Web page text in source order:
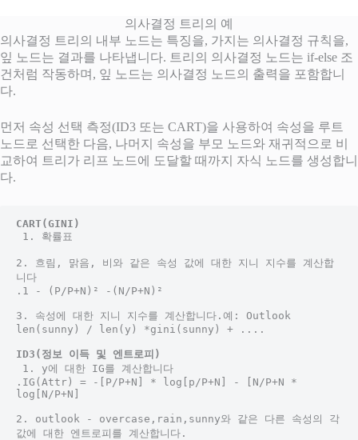
의사결정 트리의 예
의사결정 트리의 내부 노드는 특징을, 가지는 의사결정 규칙을,
잎 노드는 결과를 나타냅니다. 트리의 의사결정 노드는 if-else 조
건처럼 작동하며, 잎 노드는 의사결정 노드의 출력을 포함합니
다.
먼저 속성 선택 측정(ID3 또는 CART)을 사용하여 속성을 루트
노드로 선택한 다음, 나머지 속성을 부모 노드와 재귀적으로 비
교하여 트리가 리프 노드에 도달할 때까지 자식 노드를 생성합니
다.
CART(GINI)
1. 확률표
2. 흐림, 맑음, 비와 같은 속성 값에 대한 지니 지수를 계산합
니다
.1 - (P/P+N)² -(N/P+N)²
3. 속성에 대한 지니 지수를 계산합니다.예: Outlook
len(sunny) / len(y) *gini(sunny) + ....
ID3(정보 이득 및 엔트로피)
1. y에 대한 IG를 계산합니다
.IG(Attr) = -[P/P+N] * log[p/P+N] - [N/P+N *
log[N/P+N]
2. outlook - overcase,rain,sunny와 같은 다른 속성의 각
값에 대한 엔트로피를 계산합니다.